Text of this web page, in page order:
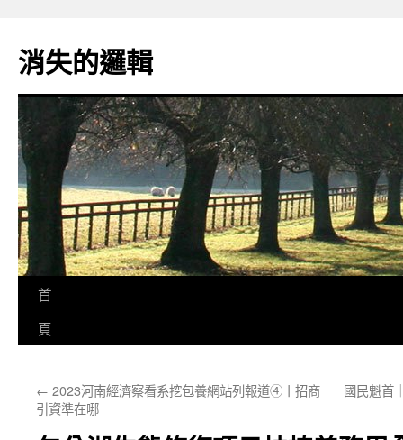
主
要
消失的邏輯
首
頁
← 2023河南經濟察看系挖包養網站列報道④丨招商
引資準在哪
國民魁首